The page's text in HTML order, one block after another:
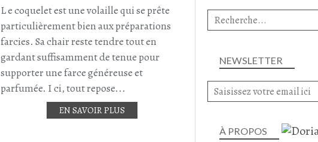
CHAIR A SAUCISSE
BOULETTES
BOULETTES DE PORC
ARTICHAUT
SUCRINE
L e coquelet est une volaille qui se prête
particulièrement bien aux préparations
farcies. Sa chair reste tendre tout en
gardant suffisamment de tenue pour
supporter une farce généreuse et
parfumée. I ci, tout repose...
EN SAVOIR PLUS
NEWSLETTER
À PROPOS